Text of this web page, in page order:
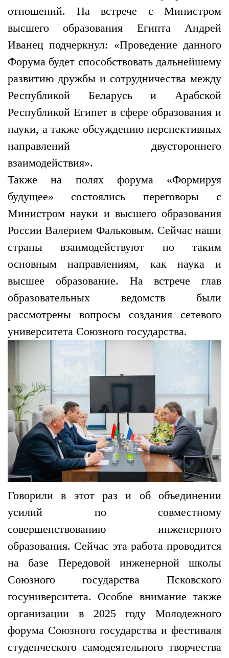
отношений. На встрече с Министром
высшего образования Египта Андрей
Иванец подчеркнул: «Проведение данного
Форума будет способствовать дальнейшему
развитию дружбы и сотрудничества между
Республикой Беларусь и Арабской
Республикой Египет в сфере образования и
науки, а также обсуждению перспективных
направлений двустороннего
взаимодействия».
Также на полях форума «Формируя
будущее» состоялись переговоры с
Министром науки и высшего образования
России Валерием Фальковым. Сейчас наши
страны взаимодействуют по таким
основным направлениям, как наука и
высшее образование. На встрече глав
образовательных ведомств были
рассмотрены вопросы создания сетевого
университета Союзного государства.
Говорили в этот раз и об объединении
усилий по совместному
совершенствованию инженерного
образования. Сейчас эта работа проводится
на базе Передовой инженерной школы
Союзного государства Псковского
госуниверситета. Особое внимание также
организации в 2025 году Молодежного
форума Союзного государства и фестиваля
студенческого самодеятельного творчества